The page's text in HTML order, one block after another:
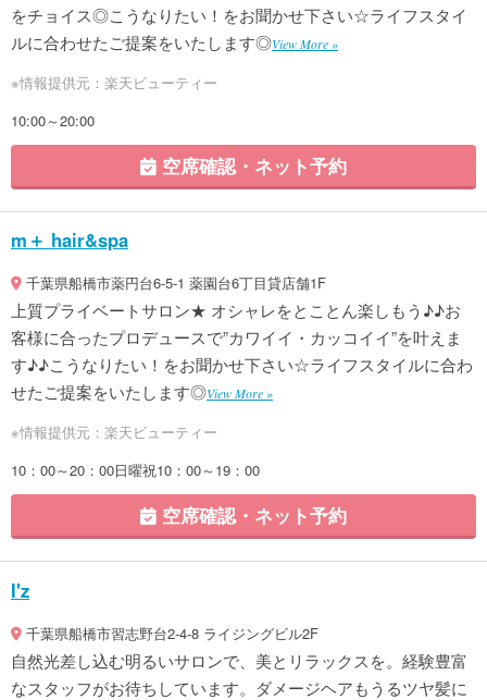
をチョイス◎こうなりたい！をお聞かせ下さい☆ライフスタイ
ルに合わせたご提案をいたします◎View More »
※情報提供元：楽天ビューティー
10:00～20:00
空席確認・ネット予約
m＋ hair&spa
千葉県船橋市薬円台6-5-1 薬園台6丁目貸店舗1F
上質プライベートサロン★ オシャレをとことん楽しもう♪♪お
客様に合ったプロデュースで”カワイイ・カッコイイ”を叶えま
す♪♪こうなりたい！をお聞かせ下さい☆ライフスタイルに合わ
せたご提案をいたします◎View More »
※情報提供元：楽天ビューティー
10：00～20：00日曜祝10：00～19：00
空席確認・ネット予約
I'z
千葉県船橋市習志野台2-4-8 ライジングビル2F
自然光差し込む明るいサロンで、美とリラックスを。経験豊富
なスタッフがお待ちしています。ダメージヘアもうるツヤ髪に